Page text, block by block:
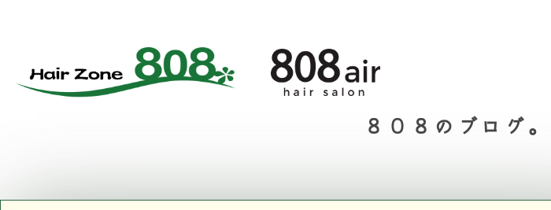
８０８のブログ。